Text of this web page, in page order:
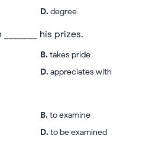
D.degree
his prizes.
B.takes pride
D.appreciates with
B.to examine
D.to be examined